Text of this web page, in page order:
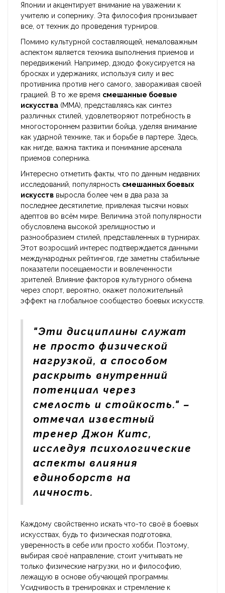
Японии и акцентирует внимание на уважении к
учителю и сопернику. Эта философия пронизывает
всe, от техник до проведения турниров.
Помимо культурной составляющей, немаловажным
аспектом является техника выполнения приемов и
передвижений. Например, дзюдо фокусируется на
бросках и удержаниях, используя силу и вес
противника против него самого, завораживая своей
грацией. В то же время смешанные боевые
искусства (MMA), представляясь как синтез
различных стилей, удовлетворяют потребность в
многостороннем развитии бойца, уделяя внимание
как ударной технике, так и борьбе в партере. Здесь,
как нигде, важна тактика и понимание арсенала
приемов соперника.
Интересно отметить факты, что по данным недавних
исследований, популярность смешанных боевых
искусств выросла более чем в два раза за
последнее десятилетие, привлекая тысячи новых
адептов во всём мире. Величина этой популярности
обусловлена высокой зрелищностью и
разнообразием стилей, представленных в турнирах.
Этот возросший интерес подтверждается данными
международных рейтингов, где заметны стабильные
показатели посещаемости и вовлеченности
зрителей. Влияние факторов культурного обмена
через спорт, вероятно, окажет положительный
эффект на глобальное сообщество боевых искусств.
"Эти дисциплины служат
не просто физической
нагрузкой, а способом
раскрыть внутренний
потенциал через
смелость и стойкость." –
отмечал известный
тренер Джон Китс,
исследуя психологические
аспекты влияния
единоборств на
личность.
Каждому свойственно искать что-то своё в боевых
искусствах, будь то физическая подготовка,
уверенность в себе или просто хобби. Поэтому,
выбирая своё направление, стоит учитывать не
только физические нагрузки, но и философию,
лежащую в основе обучающей программы.
Усидчивость в тренировках и стремление к